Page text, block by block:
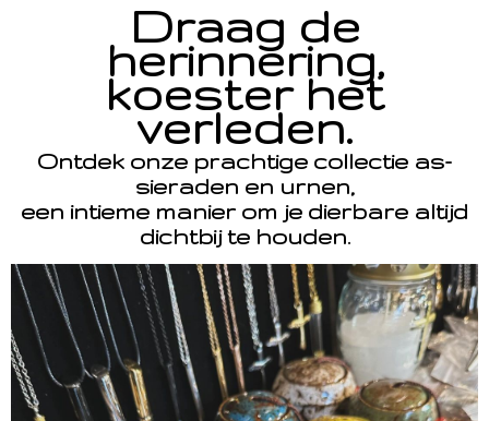
Draag de
herinnering,
koester het
verleden.
Ontdek onze prachtige collectie as-
sieraden en urnen,
een intieme manier om je dierbare altijd
dichtbij te houden.